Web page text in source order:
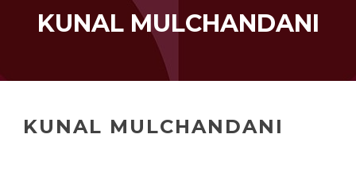
KUNAL MULCHANDANI
KUNAL MULCHANDANI